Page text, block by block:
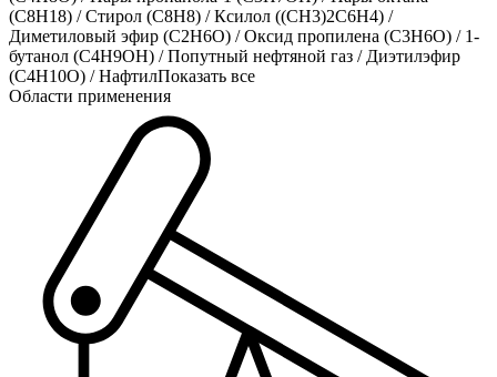
(C8H18) /Стирол (С8Н8) /Ксилол ((СН3)2С6Н4) /
Диметиловый эфир (C2H6O) /Оксид пропилена (C3H6O) / 1-
бутанол (С4Н9ОН) /Попутный нефтяной газ / Диэтилэфир
(С4Н10О) /НафтилПоказать все
Области применения